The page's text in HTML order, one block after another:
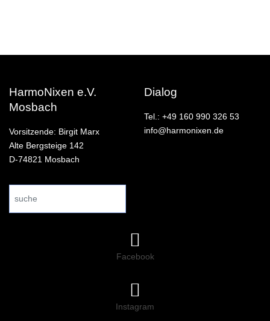
HarmoNixen e.V.
Mosbach
Vorsitzende: Birgit Marx
Alte Bergsteige 142
D-74821 Mosbach
Dialog
Tel.: +49 160 990 326 53
info@harmonixen.de
...
Facebook
Instagram